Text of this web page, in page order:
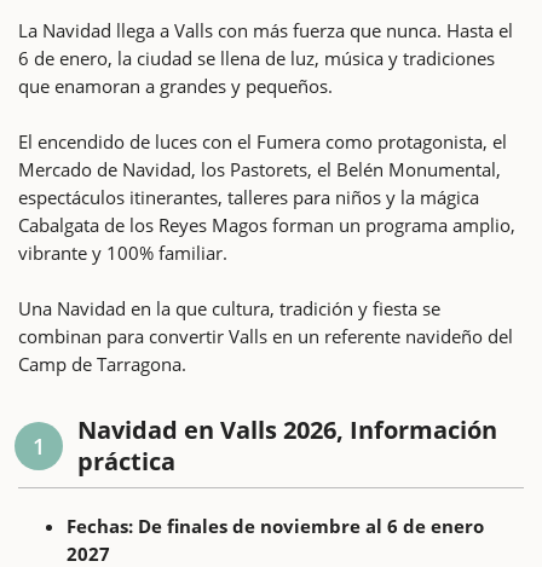
La Navidad llega a Valls con más fuerza que nunca. Hasta el
6 de enero, la ciudad se llena de luz, música y tradiciones
que enamoran a grandes y pequeños.
El encendido de luces con el Fumera como protagonista, el
Mercado de Navidad, los Pastorets, el Belén Monumental,
espectáculos itinerantes, talleres para niños y la mágica
Cabalgata de los Reyes Magos forman un programa amplio,
vibrante y 100% familiar.
Una Navidad en la que cultura, tradición y fiesta se
combinan para convertir Valls en un referente navideño del
Camp de Tarragona.
1
Navidad en Valls 2026, Información
práctica
Fechas: De finales de noviembre al 6 de enero
2027